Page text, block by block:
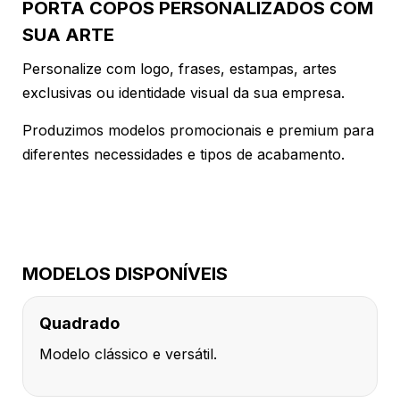
PORTA COPOS PERSONALIZADOS COM
SUA ARTE
Personalize com logo, frases, estampas, artes
exclusivas ou identidade visual da sua empresa.
Produzimos modelos promocionais e premium para
diferentes necessidades e tipos de acabamento.
MODELOS DISPONÍVEIS
Quadrado
Modelo clássico e versátil.